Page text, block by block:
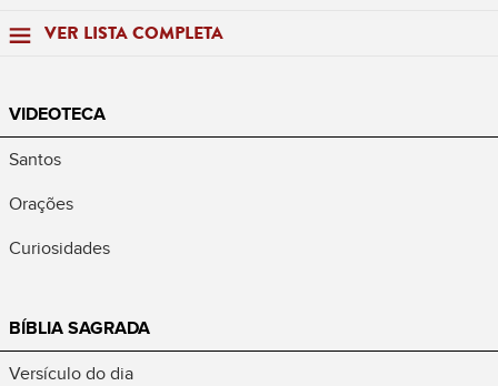
VER LISTA COMPLETA
VIDEOTECA
Santos
Orações
Curiosidades
BÍBLIA SAGRADA
Versículo do dia